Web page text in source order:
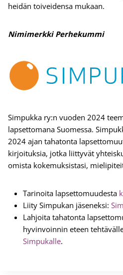
heidän toiveidensa mukaan.
Nimimerkki Perhekummi
Simpukka ry:n vuoden 2024
lapsettomana Suomessa.
2024 ajan tahatonta
kirjoituksia, jotka liittyvät
omista kokemuksistasi,
Tarinoita lapsettomuudesta
Liity Simpukan jäseneksi:
Lahjoita tahatonta
hyvinvoinnin eteen
Simpukalle.